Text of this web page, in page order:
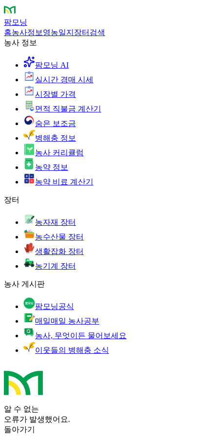
팜모닝
홈농사정보 영농일지 장터 검색
농사 정보
팜모닝 AI
실시간 경매 시세
시장별 가격
면적 직불금 계산기
숨은 보조금
병해충 정보
농사 커리큘럼
농약 정보
농약 비료 계산기
장터
농자재 장터
농수산물 장터
생활잡화 장터
농기계 장터
농사 게시판
팜모닝공식
매일매일 농사공부
농사, 무엇이든 물어보세요
이웃들의 병해충 소식
알 수 없는
오류가 발생했어요.
돌아가기